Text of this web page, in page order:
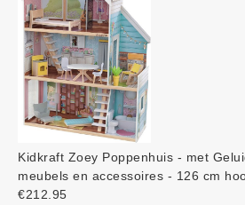
Kidkraft Zoey Poppenhuis - met
meubels en accessoires - 126 cm
€212.95